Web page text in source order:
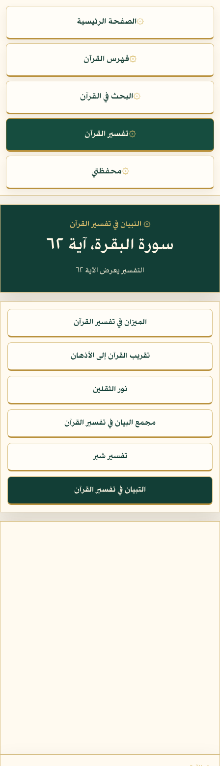
۞الصفحة الرئيسية
۞فهرس القرآن
۞البحث في القرآن
۞تفسير القرآن
۞محفظتي
۞ التبيان في تفسير القرآن
سورة البقرة، آية ٦٢
التفسير يعرض الآية ٦٢
الميزان في تفسير القرآن
تقريب القرآن إلى الأذهان
نور الثقلين
مجمع البيان في تفسير القرآن
تفسير شبر
التبيان في تفسير القرآن